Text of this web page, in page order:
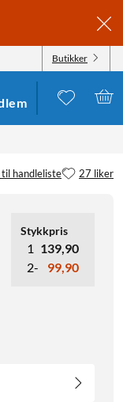
Butikker
til handleliste 27 liker
Stykkpris
1 139,90
2-
99,90